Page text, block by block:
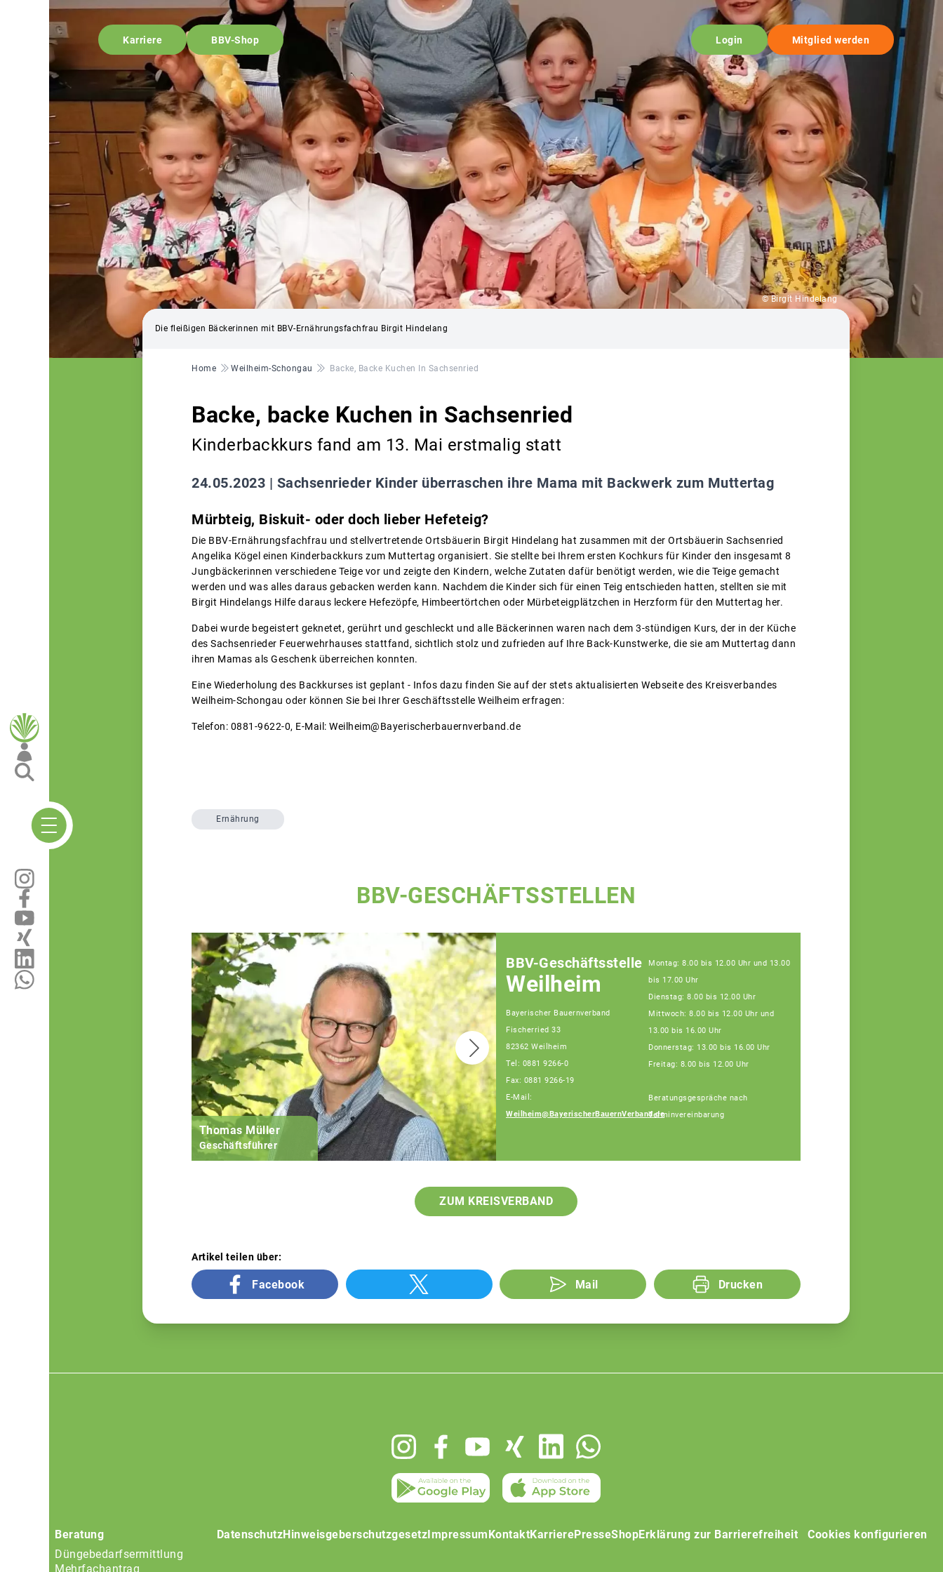
Karriere BBV-Shop Login Mitglied werden
© Birgit Hindelang
Die fleißigen Bäckerinnen mit BBV-Ernährungsfachfrau Birgit Hindelang
Pfadnavigation
Home Weilheim-Schongau Backe, Backe Kuchen In Sachsenried
Backe, backe Kuchen in Sachsenried
Kinderbackkurs fand am 13. Mai erstmalig statt
24.05.2023 | Sachsenrieder Kinder überraschen ihre Mama mit Backwerk zum Muttertag
Mürbteig, Biskuit- oder doch lieber Hefeteig?
Die BBV-Ernährungsfachfrau und stellvertretende Ortsbäuerin Birgit Hindelang hat zusammen mit der Ortsbäuerin Sachsenried
Angelika Kögel einen Kinderbackkurs zum Muttertag organisiert. Sie stellte bei Ihrem ersten Kochkurs für Kinder den insgesamt 8
Jungbäckerinnen verschiedene Teige vor und zeigte den Kindern, welche Zutaten dafür benötigt werden, wie die Teige gemacht
werden und was alles daraus gebacken werden kann. Nachdem die Kinder sich für einen Teig entschieden hatten, stellten sie mit
Birgit Hindelangs Hilfe daraus leckere Hefezöpfe, Himbeertörtchen oder Mürbeteigplätzchen in Herzform für den Muttertag her.
Dabei wurde begeistert geknetet, gerührt und geschleckt und alle Bäckerinnen waren nach dem 3-stündigen Kurs, der in der Küche
des Sachsenrieder Feuerwehrhauses stattfand, sichtlich stolz und zufrieden auf Ihre Back-Kunstwerke, die sie am Muttertag dann
ihren Mamas als Geschenk überreichen konnten.
Eine Wiederholung des Backkurses ist geplant - Infos dazu finden Sie auf der stets aktualisierten Webseite des Kreisverbandes
Weilheim-Schongau oder können Sie bei Ihrer Geschäftsstelle Weilheim erfragen:
Telefon: 0881-9622-0, E-Mail: Weilheim@Bayerischerbauernverband.de
Ernährung
BBV-GESCHÄFTSSTELLEN
Thomas Müller
Geschäftsführer
BBV-Geschäftsstelle
Weilheim
Bayerischer Bauernverband
Fischerried 33
82362 Weilheim
Tel: 0881 9266-0
Fax: 0881 9266-19
E-Mail:
Weilheim@BayerischerBauernVerband.de
Montag: 8.00 bis 12.00 Uhr und 13.00
bis 17.00 Uhr
Dienstag: 8.00 bis 12.00 Uhr
Mittwoch: 8.00 bis 12.00 Uhr und
13.00 bis 16.00 Uhr
Donnerstag: 13.00 bis 16.00 Uhr
Freitag: 8.00 bis 12.00 Uhr
Beratungsgespräche nach
Terminvereinbarung
ZUM KREISVERBAND
Artikel teilen über:
Facebook Mail Drucken
Beratung
Düngebedarfsermittlung
Mehrfachantrag
DatenschutzHinweisgeberschutzgesetz Impressum KontaktKarrierePresseShopErklärung zur Barrierefreiheit Cookies konfigurieren